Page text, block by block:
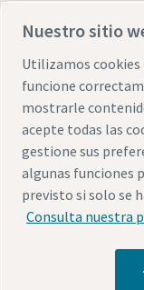
Avisos legales y de
AccesibilidadMapa
© 2026 Atlas Copco
Nuestro sitio
Utilizamos
funcione
mostrarle
acepte todas las
gestione sus
algunas funciones
previsto si solo se
Consulta nuestra